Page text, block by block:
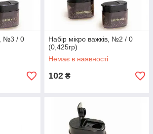
№3 / 0
Набір мікро важків, №2 / 0
(0,425гр)
Немає в наявності
102 ₴